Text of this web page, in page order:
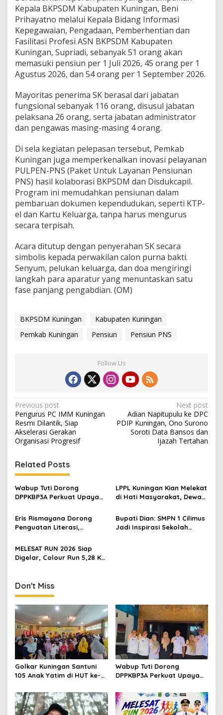
Kepala BKPSDM Kabupaten Kuningan, Beni
Prihayatno melalui Kepala Bidang Informasi
Kepegawaian, Pengadaan, Pemberhentian dan
Fasilitasi Profesi ASN BKPSDM Kabupaten
Kuningan, Supriadi, sebanyak 51 orang akan
memasuki pensiun per 1 Juli 2026, 45 orang per 1
Agustus 2026, dan 54 orang per 1 September 2026.
Mayoritas penerima SK berasal dari jabatan
fungsional sebanyak 116 orang, disusul jabatan
pelaksana 26 orang, serta jabatan administrator
dan pengawas masing-masing 4 orang.
Di sela kegiatan pelepasan tersebut, Pemkab
Kuningan juga memperkenalkan inovasi pelayanan
PULPEN-PNS (Paket Untuk Layanan Pensiunan
PNS) hasil kolaborasi BKPSDM dan Disdukcapil.
Program ini memudahkan pensiunan dalam
pembaruan dokumen kependudukan, seperti KTP-
el dan Kartu Keluarga, tanpa harus mengurus
secara terpisah.
Acara ditutup dengan penyerahan SK secara
simbolis kepada perwakilan calon purna bakti.
Senyum, pelukan keluarga, dan doa mengiringi
langkah para aparatur yang menuntaskan satu
fase panjang pengabdian. (OM)
BKPSDM Kuningan
Kabupaten Kuningan
Pemkab Kuningan
Pensiun Pensiun PNS
Follow Us
Post
navigation
Previous post
Pengurus PC IMM Kuningan
Resmi Dilantik, Siap
Akselerasi Gerakan
Organisasi Progresif
Next post
Adian Napitupulu ke DPC
PDIP Kuningan, Ono Surono
Soroti Data Bansos dan
Ijazah Tertahan
Related Posts
Wabup Tuti Dorong
DPPKBP3A Perkuat Upaya
Tingkatkan Kesejahteraan
Keluarga
LPPL Kuningan Kian Melekat
di Hati Masyarakat, Dewas
Digital
Eris Rismayana Dorong
Penguatan Literasi,
KKN UIN Sunan Kalijaga di
Sagaranten
Bupati Dian: SMPN 1 Cilimus
Jadi Inspirasi Sekolah
MELESAT RUN 2026 Siap
Digelar, Colour Run 5,28 Km
Don't Miss
Golkar Kuningan Santuni
105 Anak Yatim di HUT ke-
Doakan Partai Semakin
Berjaya
Wabup Tuti Dorong
DPPKBP3A Perkuat Upaya
Tingkatkan Kesejahteraan
Keluarga